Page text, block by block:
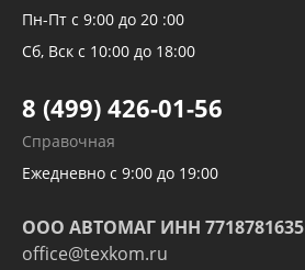
Рукавов компрессоров и турбин
Трубок кондиционеров
Развертка пайка медных стальных
алюминиевых трубок и штуцеров
Пн-Пт с 9:00 до 20 :00
Сб, Вск с 10:00 до 18:00
8 (499) 426-01-56
Справочная
Ежедневно с 9:00 до 19:00
ООО АВТОМАГ ИНН 7718781635
office@texkom.ru